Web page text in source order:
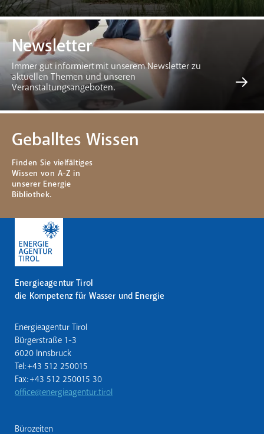
Newsletter
Immer gut informiert mit unserem Newsletter zu
aktuellen Themen und unseren
Veranstaltungsangeboten.
Geballtes Wissen
Finden Sie vielfältiges
Wissen von A-Z in
unserer Energie
Bibliothek.
Energieagentur Tirol
die Kompetenz für Wasser und Energie
Energieagentur Tirol
Bürgerstraße 1-3
6020 Innsbruck
Tel: +43 512 250015
Fax: +43 512 250015 30
office@energieagentur.tirol
Bürozeiten